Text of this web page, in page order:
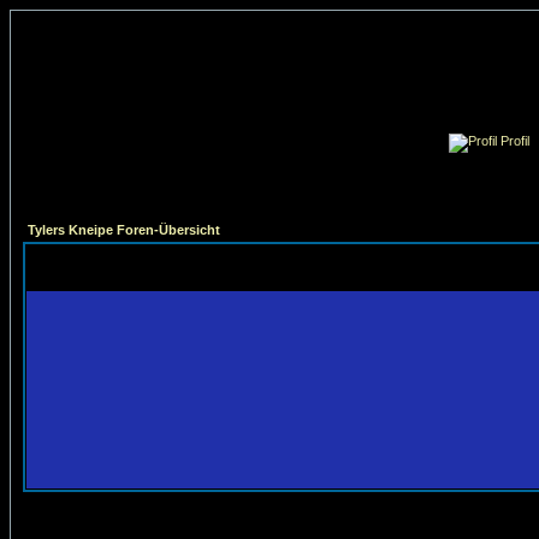
Profil
Tylers Kneipe Foren-Übersicht